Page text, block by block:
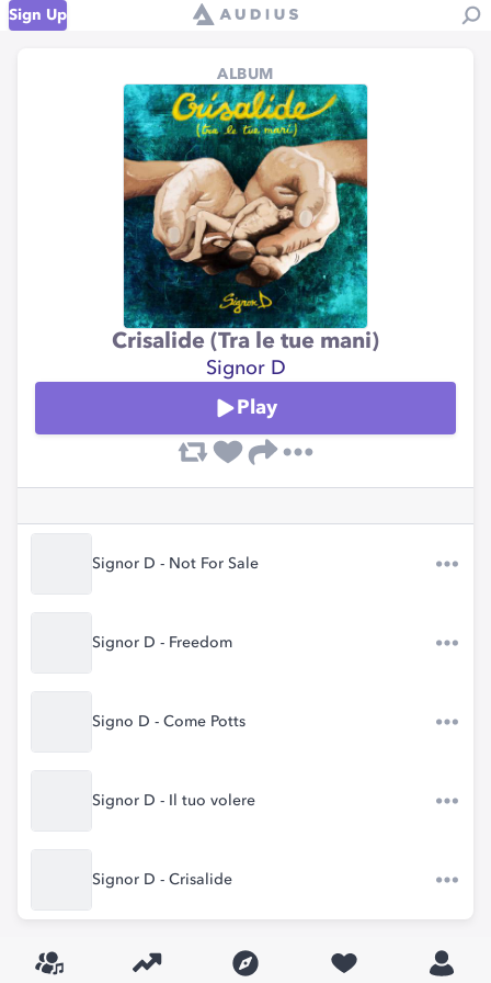
Sign Up
ALBUM
Crisalide (Tra le tue mani)
Signor D
Play
Signor D - Not For Sale
Signor D - Freedom
Signo D - Come Potts
Signor D - Il tuo volere
Signor D - Crisalide